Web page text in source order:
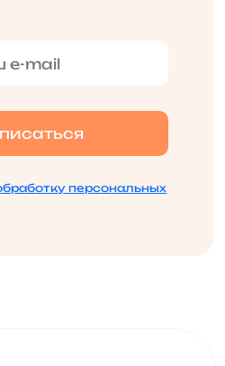
персональных